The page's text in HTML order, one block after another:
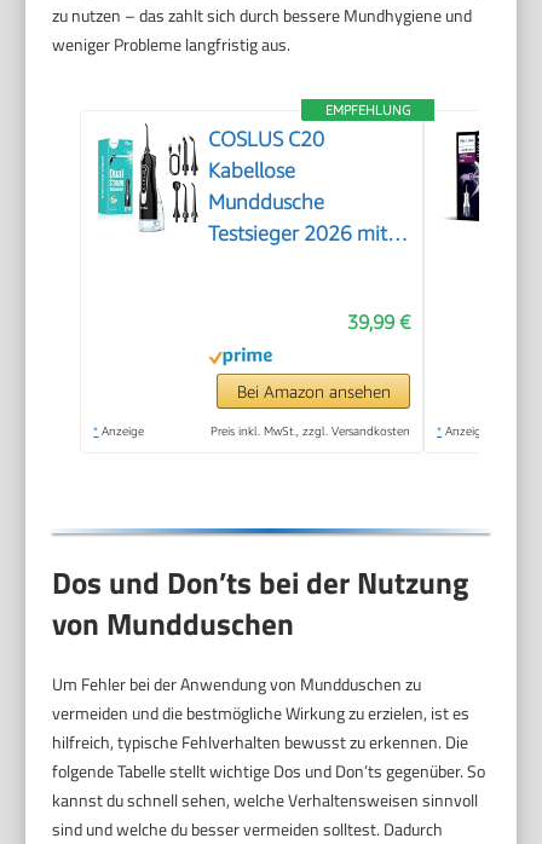
zu nutzen – das zahlt sich durch bessere Mundhygiene und
weniger Probleme langfristig aus.
EMPFEHLUNG
COSLUS C20
Kabellose
Munddusche
Testsieger 2026 mit
39,99 €
Bei Amazon ansehen
* Anzeige Preis inkl. MwSt., zzgl. Versandkosten * Anzeige
Dos und Don’ts bei der Nutzung
von Mundduschen
Um Fehler bei der Anwendung von Mundduschen zu
vermeiden und die bestmögliche Wirkung zu erzielen, ist es
hilfreich, typische Fehlverhalten bewusst zu erkennen. Die
folgende Tabelle stellt wichtige Dos und Don’ts gegenüber. So
kannst du schnell sehen, welche Verhaltensweisen sinnvoll
sind und welche du besser vermeiden solltest. Dadurch